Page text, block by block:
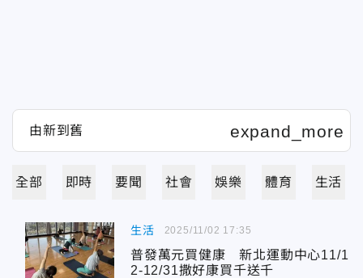
全部 即時 要聞 社會 娛樂 體育 生活
生活
普發萬元買健康 新北運動中心11/1
2-12/31撒好康買千送千
2025/11/02 17:35